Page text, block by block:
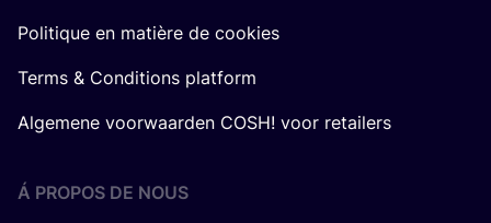
Politique en matière de cookies
Terms & Conditions platform
Algemene voorwaarden COSH! voor retailers
Á PROPOS DE NOUS